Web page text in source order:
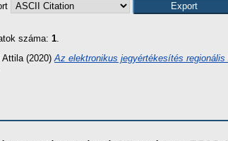
száma: 1.
Attila (2020) Az elektronikus jegyértékesítés